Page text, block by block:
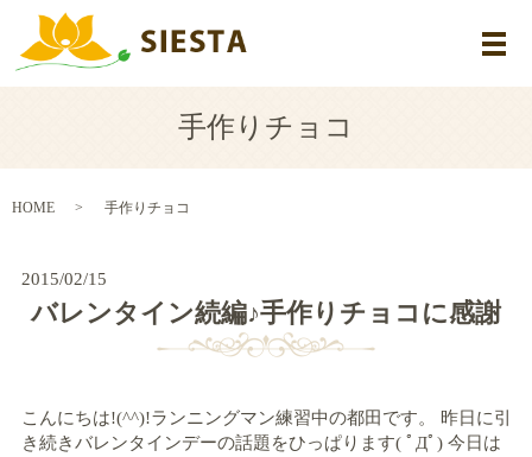
メ
手作りチョコ
HOME 手作りチョコ
2015/02/15
バレンタイン続編♪手作りチョコに感謝
こんにちは!(^^)!ランニングマン練習中の都田です。 昨日に引
き続きバレンタインデーの話題をひっぱります( ﾟДﾟ) 今日は